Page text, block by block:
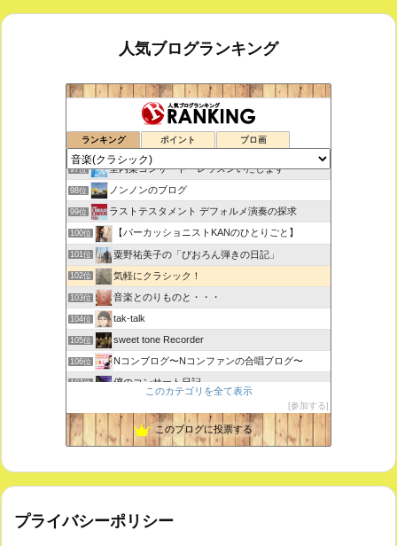
人気ブログランキング
ランキング ポイント ブロ画
鑑賞空間・忘れられない作品
96位 思えば遠くへ来たもんだ
97位 室内楽コンサート・レッスンいたします
98位 ノンノンのブログ
99位 ラストテスタメント デフォルメ演奏の探求
100位 【パーカッショニストKANのひとりごと】
101位 粟野祐美子の「びおろん弾きの日記」
102位 気軽にクラシック！
103位 音楽とのりものと・・・
104位 tak-talk
105位 sweet tone Recorder
106位 Nコンブログ〜Nコンファンの合唱ブログ〜
107位 僕のコンサート日記
江南 永正寺 コンサート・イベント・行事のお知らせ
109位 ＶＩＮＹＬ ＪＵＮＫＹ
このカテゴリを全て表示
参加する
このブログに投票する
プライバシーポリシー